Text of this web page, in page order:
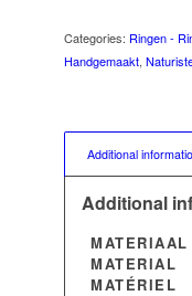
Categories: Ringen -
Handgemaakt,
Additional
Additional
MATERIAAL
MATERIAL
MATÉRIEL